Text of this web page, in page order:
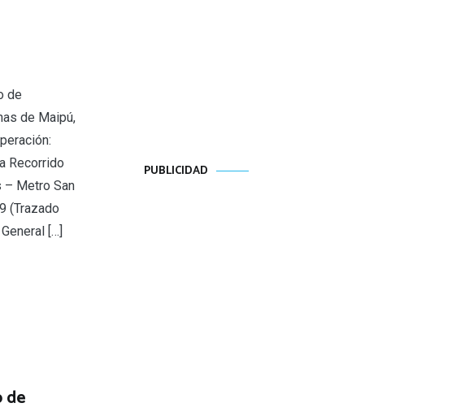
de
de Maipú,
Recorrido
– Metro San
(Trazado
[…]
de
PUBLICIDAD